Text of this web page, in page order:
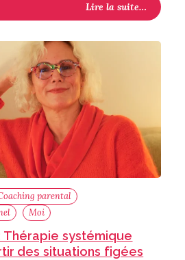
Lire la suite…
parental
Moi
: Thérapie systémique
des situations figées